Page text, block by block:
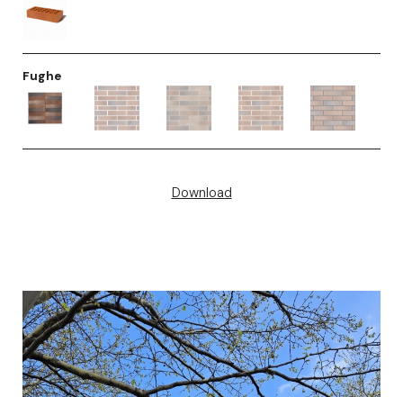
Fughe
Download